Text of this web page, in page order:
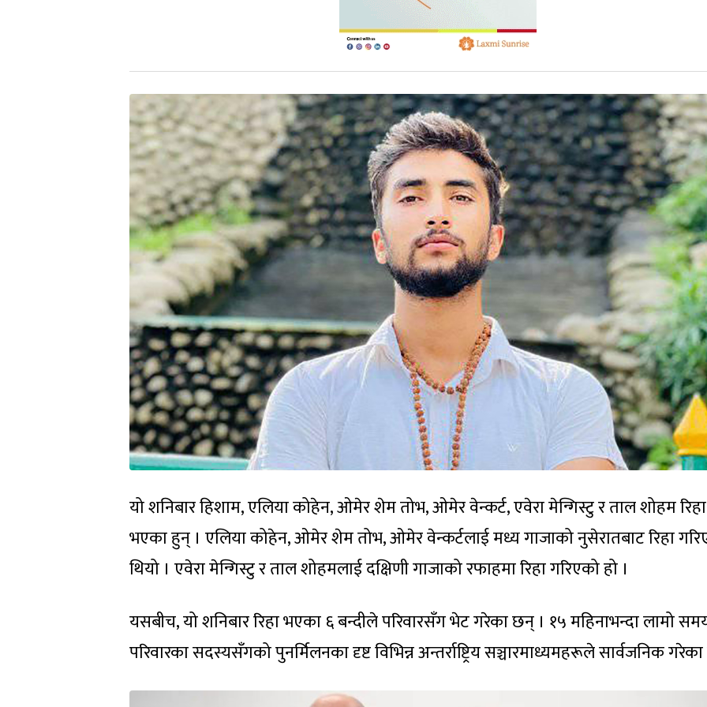
यो शनिबार हिशाम, एलिया कोहेन, ओमेर शेम तोभ, ओमेर वेन्कर्ट, एवेरा मेन्गिस्टु र ताल शोहम रिहा
भएका हुन् । एलिया कोहेन, ओमेर शेम तोभ, ओमेर वेन्कर्टलाई मध्य गाजाको नुसेरातबाट रिहा
थियो । एवेरा मेन्गिस्टु र ताल शोहमलाई दक्षिणी गाजाको रफाहमा रिहा गरिएको हो ।
यसबीच, यो शनिबार रिहा भएका ६ बन्दीले परिवारसँग भेट गरेका छन् । १५ महिनाभन्दा लामो
परिवारका सदस्यसँगको पुनर्मिलनका दृष्ट विभिन्न अन्तर्राष्ट्रिय सञ्चारमाध्यमहरूले सार्वजनिक